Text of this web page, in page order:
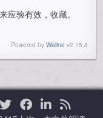
应验有效，收藏。
Powered by Waline v2.15.8